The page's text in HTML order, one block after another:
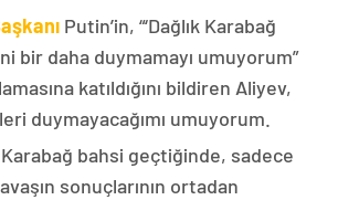
Putin’in, “‘Dağlık Karabağ
bir daha duymamayı umuyorum”
katıldığını bildiren Aliyev,
duymayacağımı umuyorum.
Karabağ bahsi geçtiğinde, sadece
sonuçlarının ortadan